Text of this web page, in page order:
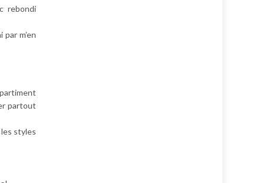
rebondi
par m’en
partout
styles